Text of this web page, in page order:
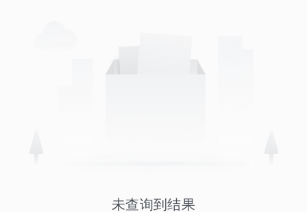
未查询到结果